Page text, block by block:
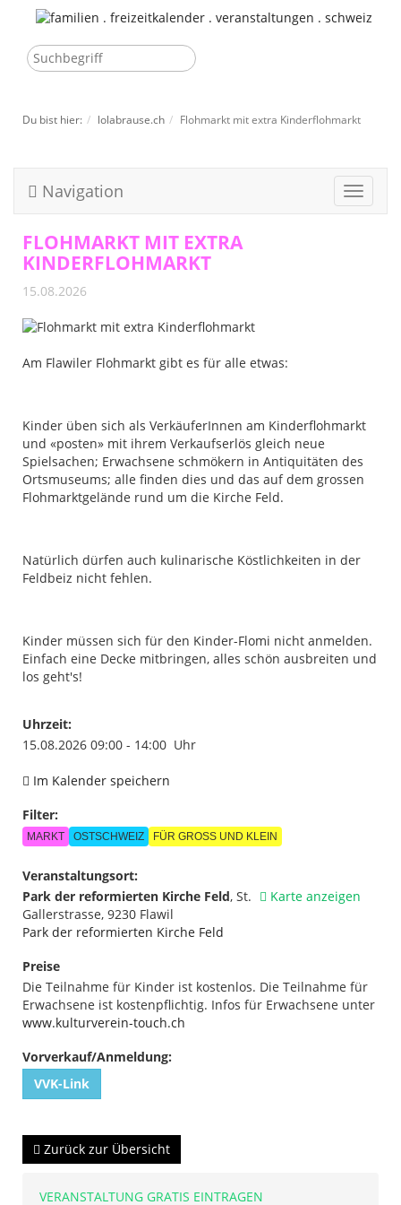
Du bist hier: lolabrause.ch Flohmarkt mit extra Kinderflohmarkt
Toggle
Navigation
FLOHMARKT MIT EXTRA
KINDERFLOHMARKT
15.08.2026
Am Flawiler Flohmarkt gibt es für alle etwas:
Kinder üben sich als VerkäuferInnen am Kinderflohmarkt
und «posten» mit ihrem Verkaufserlös gleich neue
Spielsachen; Erwachsene schmökern in Antiquitäten des
Ortsmuseums; alle finden dies und das auf dem grossen
Flohmarktgelände rund um die Kirche Feld.
Natürlich dürfen auch kulinarische Köstlichkeiten in der
Feldbeiz nicht fehlen.
Kinder müssen sich für den Kinder-Flomi nicht anmelden.
Einfach eine Decke mitbringen, alles schön ausbreiten und
los geht's!
Uhrzeit:
15.08.2026 09:00 - 14:00 Uhr
Im Kalender speichern
Filter:
MARKT OSTSCHWEIZ FÜR GROSS UND KLEIN
Veranstaltungsort:
Karte anzeigen
Park der reformierten Kirche Feld, St.
Gallerstrasse, 9230 Flawil
Park der reformierten Kirche Feld
Preise
Die Teilnahme für Kinder ist kostenlos. Die Teilnahme für
Erwachsene ist kostenpflichtig. Infos für Erwachsene unter
www.kulturverein-touch.ch
Vorverkauf/Anmeldung:
VVK-Link
Zurück zur Übersicht
VERANSTALTUNG GRATIS EINTRAGEN